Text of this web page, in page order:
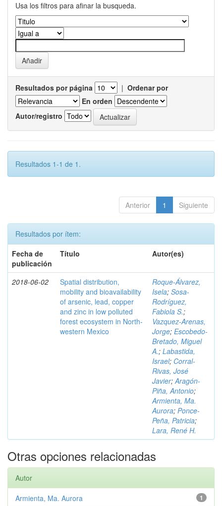
Usa los filtros para afinar la busqueda.
Resultados por página | Ordenar por
En orden
Autor/registro
Resultados 1-1 de 1.
Anterior 1 Siguiente
Resultados por ítem:
Fecha de
publicación
Título Autor(es)
2018-06-02
Spatial distribution,
mobility and bioavailability
of arsenic, lead, copper
and zinc in low polluted
forest ecosystem in North-
western Mexico
Roque-Álvarez,
Isela; Sosa-
Rodríguez,
Fabiola S.;
Vazquez-Arenas,
Jorge; Escobedo-
Bretado, Miguel
A.; Labastida,
Israel; Corral-
Rivas, José
Javier;Aragón-
Piña, Antonio;
Armienta, Ma.
Aurora; Ponce-
Peña, Patricia;
Lara, René H.
Otras opciones relacionadas
Autor
1
Armienta, Ma. Aurora